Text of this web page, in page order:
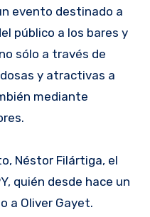
evento destinado a
público a los bares y
sólo a través de
y atractivas a
mediante
Néstor Filártiga, el
quién desde hace un
a Oliver Gayet.